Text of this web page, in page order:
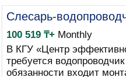
Слесарь-
100 519 ₸+Monthly
В КГУ «Центр
требуется
обязанности входит